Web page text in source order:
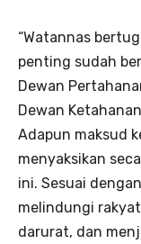
“Watannas
penting sudah
Dewan
Dewan
Adapun maksud
menyaksikan
ini. Sesuai
melindungi
darurat, dan